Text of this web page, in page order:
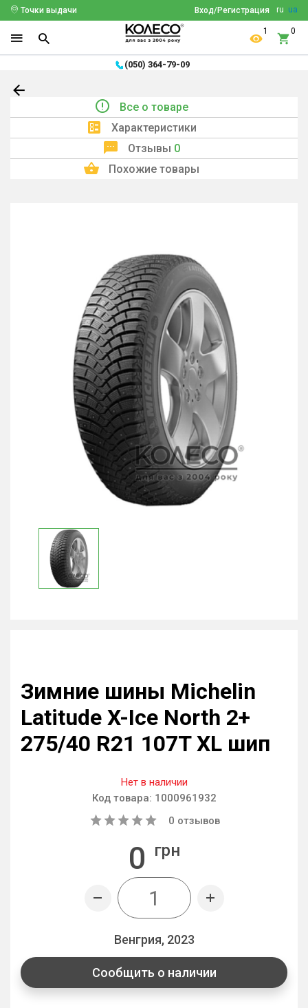
ru ua
Вход/Регистрация
Точки выдачи
1 0
(050) 364-79-09
Все о товаре
Характеристики
Отзывы 0
Похожие товары
Зимние шины Michelin
Latitude X-Ice North 2+
275/40 R21 107T XL шип
Нет в наличии
Код товара: 1000961932
0 отзывов
0 грн
Венгрия, 2023
Сообщить о наличии